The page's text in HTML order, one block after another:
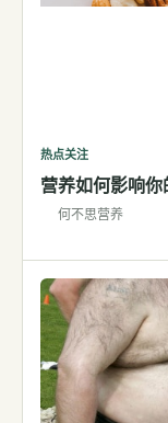
运动
睡眠
指标解读
体检与复查
医学百科
视频
热点关注
营养如何影响你
何不思营养